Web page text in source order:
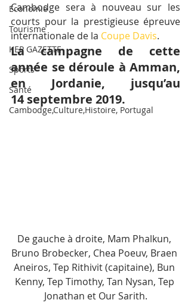
Economie
Tourisme
KEP GAZETTE
Sports
Santé
Cambodge,Culture,Histoire, Portugal
Cambodge sera à nouveau sur les
courts pour la prestigieuse épreuve
internationale de la Coupe Davis.
La campagne de cette
année se déroule à Amman,
en Jordanie, jusqu’au
14 septembre 2019.
De gauche à droite, Mam Phalkun,
Bruno Brobecker, Chea Poeuv, Braen
Aneiros, Tep Rithivit (capitaine), Bun
Kenny, Tep Timothy, Tan Nysan, Tep
Jonathan et Our Sarith.